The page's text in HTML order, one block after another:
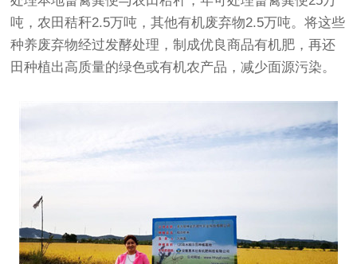
吨，农田秸秆2.5万吨，其他有机废弃物2.5万吨。将这些
种养废弃物经过发酵处理，制成优良商品有机肥，再还
田种植出高质量的绿色或有机农产品，减少面源污染。